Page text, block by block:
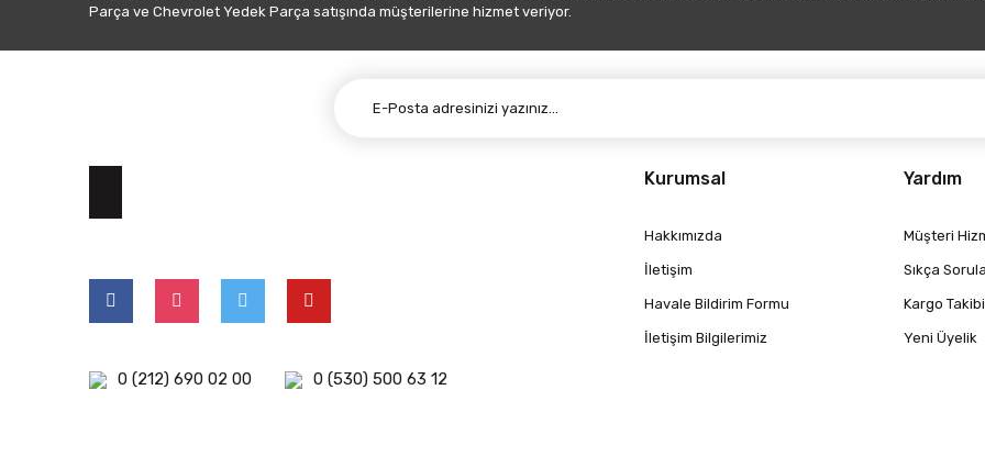
Parça ve Chevrolet Yedek Parça satışında müşterilerine hizmet veriyor.
0 (212) 690 02 00 0 (530) 500 63 12
Kurumsal
Hakkımızda
İletişim
Havale Bildirim Formu
İletişim Bilgilerimiz
Yardım
Müşteri
Sıkça
Kargo Takibi
Yeni Üyelik